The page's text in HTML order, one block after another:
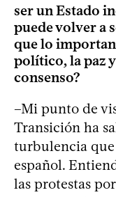
ser un Estado
puede volver a
que lo
político, la paz
consenso?
–Mi punto de
Transición ha
turbulencia
español.
las protestas